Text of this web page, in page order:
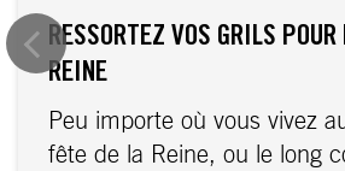
RESSORTEZ VOS GRILS POUR
REINE
Peu importe où vous vivez
fête de la Reine, ou le long